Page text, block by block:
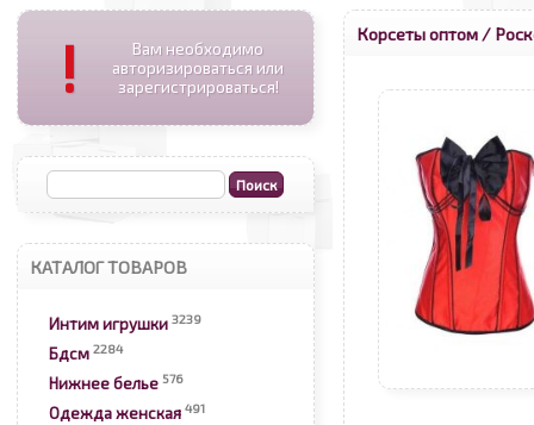
!
Вам необходимо
авторизироваться или
зарегистрироваться!
КАТАЛОГ ТОВАРОВ
Интим игрушки 3239
Бдсм 2284
Нижнее белье 576
Одежда женская 491
Корсеты оптом/